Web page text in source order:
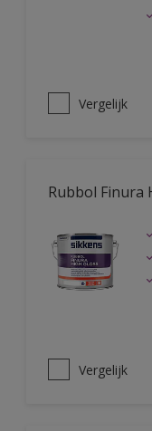
Vergelijk
Rubbol Finura
Vergelijk